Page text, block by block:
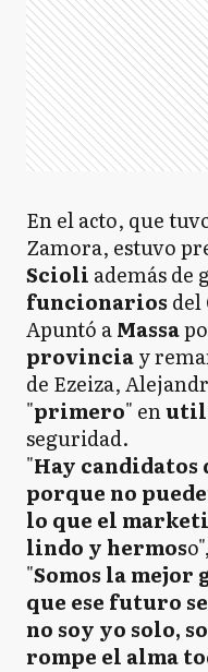
En el acto, que
Zamora, estuvo
Scioli además de
funcionarios del
Apuntó aMassa
provinciay
de Ezeiza,
"primero" en
seguridad.
"Hay candidatos
porque no
lo que el
lindo y hermos
"Somos la
que ese futuro
no soy yo solo,
rompe el alma